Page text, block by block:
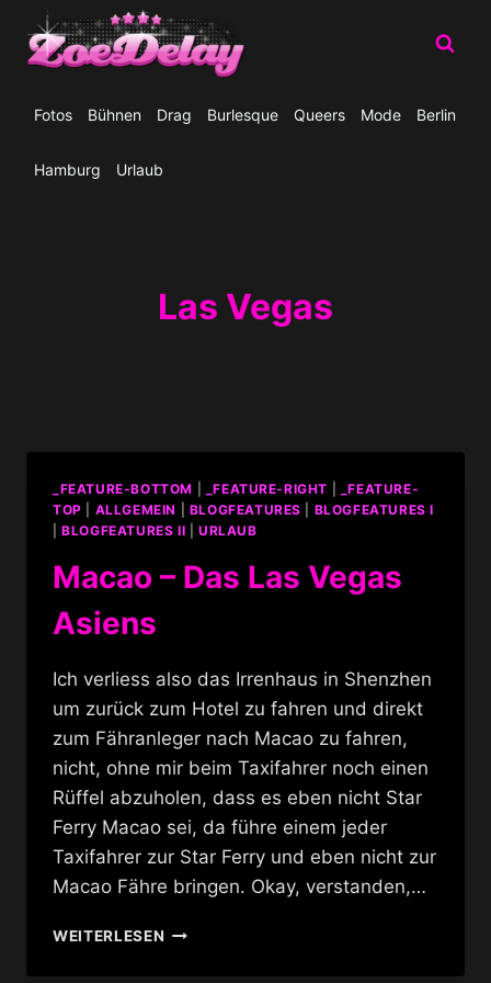
Inhalt
springen
Fotos Bühnen Drag Burlesque Queers Mode Berlin
Hamburg Urlaub
Las Vegas
_FEATURE-BOTTOM _FEATURE-RIGHT
_FEATURE-
TOP
ALLGEMEIN BLOGFEATURES
BLOGFEATURES I
|BLOGFEATURES II URLAUB
Macao – Das Las Vegas
Asiens
Ich verliess also das Irrenhaus in Shenzhen
um zurück zum Hotel zu fahren und direkt
zum Fähranleger nach Macao zu fahren,
nicht, ohne mir beim Taxifahrer noch einen
Rüffel abzuholen, dass es eben nicht Star
Ferry Macao sei, da führe einem jeder
Taxifahrer zur Star Ferry und eben nicht zur
Macao Fähre bringen. Okay, verstanden,…
WEITERLESENMACAO
DAS